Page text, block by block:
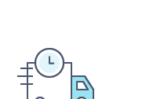
Ürün
No :
2,000.59₺